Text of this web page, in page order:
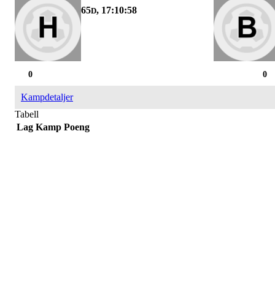
65D, 17:10:58
0
0
Kampdetaljer
Tabell
Lag Kamp Poeng